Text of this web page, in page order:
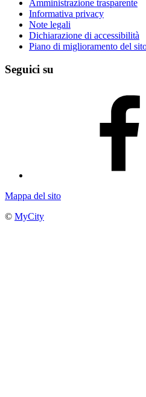
Amministrazione trasparente
Informativa privacy
Note legali
Dichiarazione di accessibilità
Piano di miglioramento del
Seguici su
Mappa del sito
© MyCity